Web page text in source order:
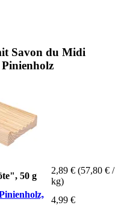
Savon du Midi
Pinienholz
50 g
2,89 € (57,80 € /
kg)
4,99 €